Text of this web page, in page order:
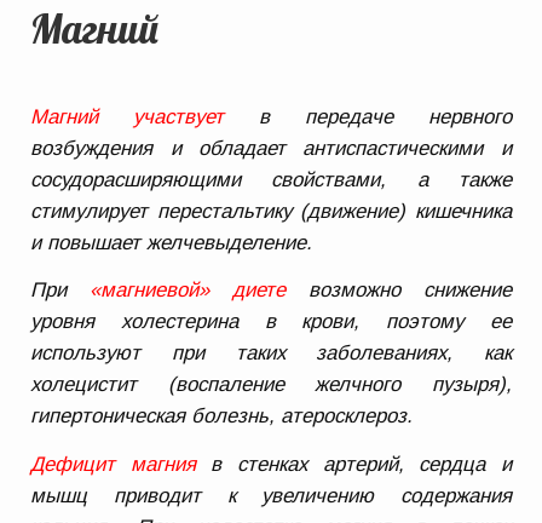
Магний
Магний участвуетв передаче нервного
возбуждения и обладает антиспастическими и
сосудорасширяющими свойствами, а также
стимулирует перестальтику (движение) кишечника
и повышает желчевыделение.
При «магниевой» диетевозможно снижение
уровня холестерина в крови, поэтому ее
используют при таких заболеваниях, как
холецистит (воспаление желчного пузыря),
гипертоническая болезнь, атеросклероз.
Дефицит магнияв стенках артерий, сердца и
мышц приводит к увеличению содержания